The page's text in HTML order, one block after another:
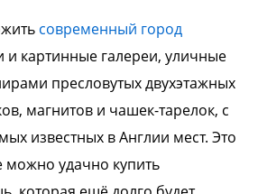
современный город
и картинные галереи, уличные
пресловутых двухэтажных
магнитов и чашек-тарелок, с
известных в Англии мест. Это
можно удачно купить